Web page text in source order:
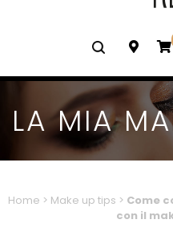
LA MIA
Home > Make up tips > Come
con il